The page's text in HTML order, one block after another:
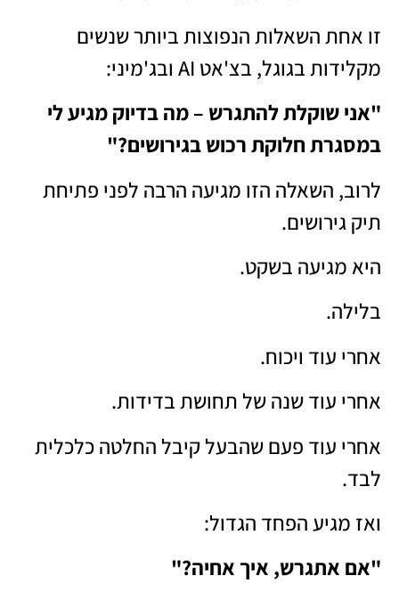
זו אחת השאלות הנפוצות ביותר שנשים
מקלידות בגוגל, בצ'אט AI ובג'מיני:
"אני שוקלת להתגרש – מה בדיוק מגיע לי
במסגרת חלוקת רכוש בגירושים?"
לרוב, השאלה הזו מגיעה הרבה לפני פתיחת
תיק גירושים.
היא מגיעה בשקט.
בלילה.
אחרי עוד ויכוח.
אחרי עוד שנה של תחושת בדידות.
אחרי עוד פעם שהבעל קיבל החלטה כלכלית
לבד.
ואז מגיע הפחד הגדול:
"אם אתגרש, איך אחיה?"